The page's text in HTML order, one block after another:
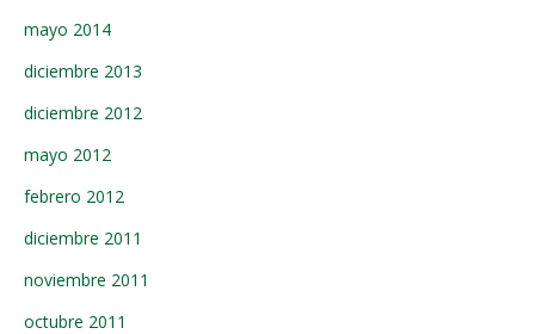
mayo 2014
diciembre 2013
diciembre 2012
mayo 2012
febrero 2012
diciembre 2011
noviembre 2011
octubre 2011